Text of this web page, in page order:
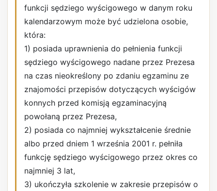
funkcji sędziego wyścigowego w danym roku
kalendarzowym może być udzielona osobie,
która:
1) posiada uprawnienia do pełnienia funkcji
sędziego wyścigowego nadane przez Prezesa
na czas nieokreślony po zdaniu egzaminu ze
znajomości przepisów dotyczących wyścigów
konnych przed komisją egzaminacyjną
powołaną przez Prezesa,
2) posiada co najmniej wykształcenie średnie
albo przed dniem 1 września 2001 r. pełniła
funkcję sędziego wyścigowego przez okres co
najmniej 3 lat,
3) ukończyła szkolenie w zakresie przepisów o